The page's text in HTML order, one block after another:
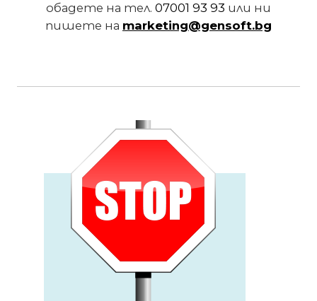
обадете на тел. 07001 93 93 или ни
пишете на marketing@gensoft.bg